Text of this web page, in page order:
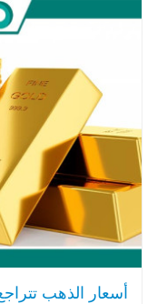
المالية بشأن مستقبل
مشتريات البنوك
أسعار الذهب